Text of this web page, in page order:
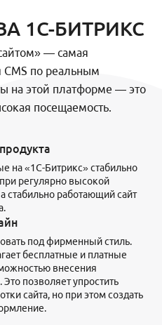
1С-БИТРИКС
— самая
CMS по реальным
на этой платформе — это
посещаемость.
на «1С-Битрикс» стабильно
регулярно высокой
стабильно работающий сайт
под фирменный стиль.
бесплатные и платные
внесения
позволяет упростить
сайта, но при этом создать